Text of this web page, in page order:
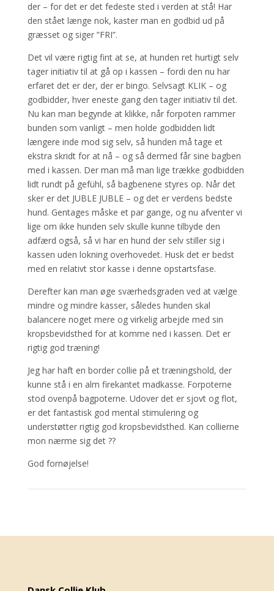
der – for det er det fedeste sted i verden at stå! Har
den stået længe nok, kaster man en godbid ud på
græsset og siger ”FRI”.
Det vil være rigtig fint at se, at hunden ret hurtigt selv
tager initiativ til at gå op i kassen – fordi den nu har
erfaret det er der, der er bingo. Selvsagt KLIK – og
godbidder, hver eneste gang den tager initiativ til det.
Nu kan man begynde at klikke, når forpoten rammer
bunden som vanligt – men holde godbidden lidt
længere inde mod sig selv, så hunden må tage et
ekstra skridt for at nå – og så dermed får sine bagben
med i kassen. Der man må man lige trække godbidden
lidt rundt på gefühl, så bagbenene styres op. Når det
sker er det JUBLE JUBLE – og det er verdens bedste
hund. Gentages måske et par gange, og nu afventer vi
lige om ikke hunden selv skulle kunne tilbyde den
adfærd også, så vi har en hund der selv stiller sig i
kassen uden lokning overhovedet. Husk det er bedst
med en relativt stor kasse i denne opstartsfase.
Derefter kan man øge sværhedsgraden ved at vælge
mindre og mindre kasser, således hunden skal
balancere noget mere og virkelig arbejde med sin
kropsbevidsthed for at komme ned i kassen. Det er
rigtig god træning!
Jeg har haft en border collie på et træningshold, der
kunne stå i en alm firekantet madkasse. Forpoterne
stod ovenpå bagpoterne. Udover det er sjovt og flot,
er det fantastisk god mental stimulering og
understøtter rigtig god kropsbevidsthed. Kan collierne
mon nærme sig det ??
God fornøjelse!